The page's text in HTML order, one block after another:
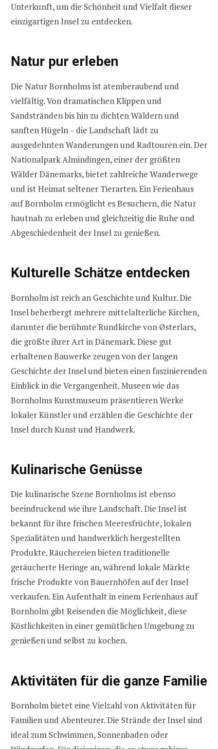
Unterkunft, um die Schönheit und Vielfalt dieser
einzigartigen Insel zu entdecken.
Natur pur erleben
Die Natur Bornholms ist atemberaubend und
vielfältig. Von dramatischen Klippen und
Sandstränden bis hin zu dichten Wäldern und
sanften Hügeln – die Landschaft lädt zu
ausgedehnten Wanderungen und Radtouren ein. Der
Nationalpark Almindingen, einer der größten
Wälder Dänemarks, bietet zahlreiche Wanderwege
und ist Heimat seltener Tierarten. Ein Ferienhaus
auf Bornholm ermöglicht es Besuchern, die Natur
hautnah zu erleben und gleichzeitig die Ruhe und
Abgeschiedenheit der Insel zu genießen.
Kulturelle Schätze entdecken
Bornholm ist reich an Geschichte und Kultur. Die
Insel beherbergt mehrere mittelalterliche Kirchen,
darunter die berühmte Rundkirche von Østerlars,
die größte ihrer Art in Dänemark. Diese gut
erhaltenen Bauwerke zeugen von der langen
Geschichte der Insel und bieten einen faszinierenden
Einblick in die Vergangenheit. Museen wie das
Bornholms Kunstmuseum präsentieren Werke
lokaler Künstler und erzählen die Geschichte der
Insel durch Kunst und Handwerk.
Kulinarische Genüsse
Die kulinarische Szene Bornholms ist ebenso
beeindruckend wie ihre Landschaft. Die Insel ist
bekannt für ihre frischen Meeresfrüchte, lokalen
Spezialitäten und handwerklich hergestellten
Produkte. Räuchereien bieten traditionelle
geräucherte Heringe an, während lokale Märkte
frische Produkte von Bauernhöfen auf der Insel
verkaufen. Ein Aufenthalt in einem Ferienhaus auf
Bornholm gibt Reisenden die Möglichkeit, diese
Köstlichkeiten in einer gemütlichen Umgebung zu
genießen und selbst zu kochen.
Aktivitäten für die ganze Familie
Bornholm bietet eine Vielzahl von Aktivitäten für
Familien und Abenteurer. Die Strände der Insel sind
ideal zum Schwimmen, Sonnenbaden oder